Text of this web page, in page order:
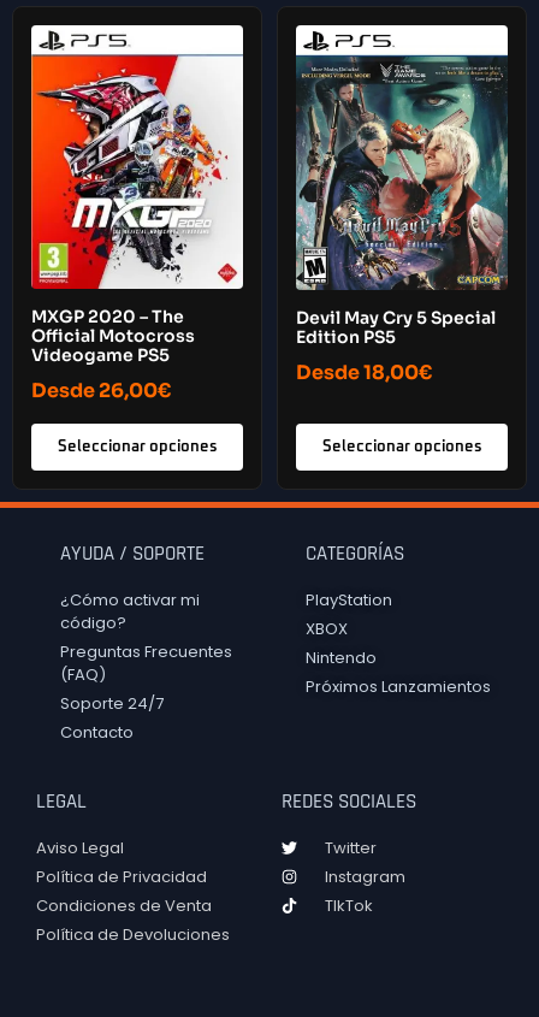
MXGP 2020 – The
Official Motocross
Videogame PS5
Desde26,00€
Seleccionar opciones
Devil May Cry 5 Special
Edition PS5
Desde18,00€
Seleccionar opciones
AYUDA / SOPORTE
¿Cómo activar mi
código?
Preguntas Frecuentes
(FAQ)
Soporte 24/7
Contacto
CATEGORÍAS
PlayStation
XBOX
Nintendo
Próximos Lanzamientos
LEGAL
Aviso Legal
Política de Privacidad
Condiciones de Venta
Política de Devoluciones
REDES SOCIALES
Twitter
Instagram
TIkTok